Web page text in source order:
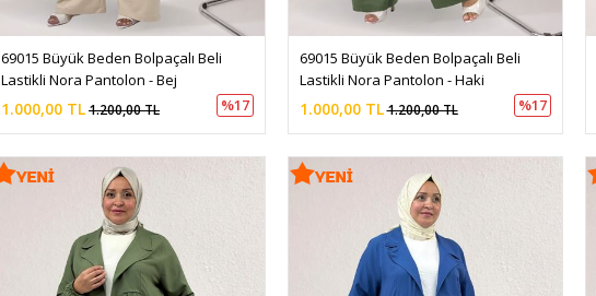
69015 Büyük Beden Bolpaçalı Beli
Lastikli Nora Pantolon - Bej
1.000,00 TL1.200,00 TL %17
69015 Büyük Beden Bolpaçalı Beli
Lastikli Nora Pantolon - Haki
1.000,00 TL1.200,00 TL %17